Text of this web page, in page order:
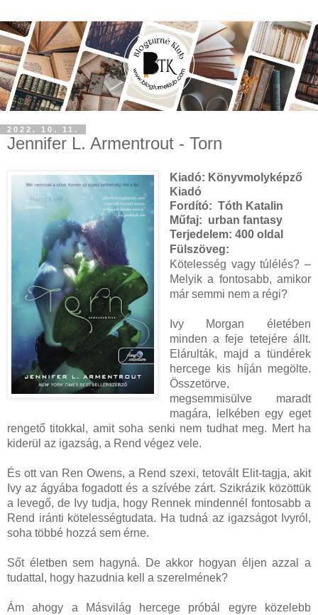
2022. 10. 11.
Jennifer L. Armentrout - Torn
Kiadó: Könyvmolyképző
Kiadó
Fordító: Tóth Katalin
Műfaj: urban fantasy
Terjedelem: 400 oldal
Fülszöveg:
Kötelesség vagy túlélés? –
Melyik a fontosabb, amikor
már semmi nem a régi?
Ivy Morgan életében
minden a feje tetejére állt.
Elárulták, majd a tündérek
hercege kis híján megölte.
Összetörve,
megsemmisülve maradt
magára, lelkében egy eget
rengető titokkal, amit soha senki nem tudhat meg. Mert ha
kiderül az igazság, a Rend végez vele.
És ott van Ren Owens, a Rend szexi, tetovált Elit-tagja, akit
Ivy az ágyába fogadott és a szívébe zárt. Szikrázik közöttük
a levegő, de Ivy tudja, hogy Rennek mindennél fontosabb a
Rend iránti kötelességtudata. Ha tudná az igazságot Ivyról,
soha többé hozzá sem érne.
Sőt életben sem hagyná. De akkor hogyan éljen azzal a
tudattal, hogy hazudnia kell a szerelmének?
Ám ahogy a Másvilág hercege próbál egyre közelebb